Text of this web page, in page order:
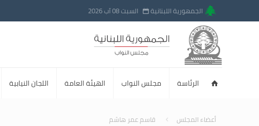
الجمهورية اللبنانية السبت 08 آب 2026
الرئاسة مجلس النواب الهيئة العامة اللجان النيابية
أعضاء المجلس قاسم عمر هاشم